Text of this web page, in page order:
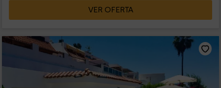
VER OFERTA